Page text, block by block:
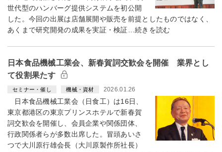
世代型のハンバーグ提供システムを初公開
した。今回の出展は店舗展開や販売を前提としたものではなく、
あくまで研究開発の成果を実証・検証…続きを読む
日本食品機械工業会、新春賀詞交歓会を開催 業界とし
て役割果たす
セミナー・催し 機械・資材 2026.01.26
日本食品機械工業会（日食工）は16日、
東京都港区の東京プリンスホテルで新春賀
詞交歓会を開催し、会員企業や関係団体、
行政関係者らが多数出席した。冒頭あいさ
つで大川原行雄会長（大川原製作所社長）